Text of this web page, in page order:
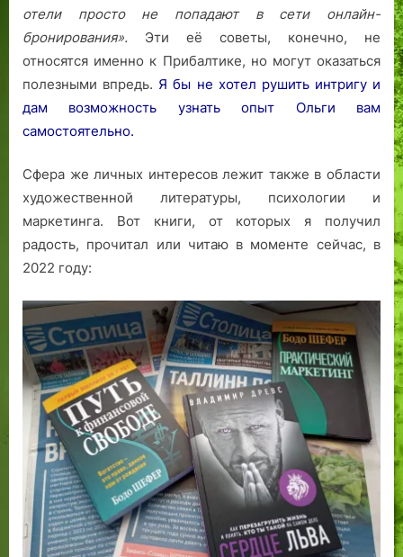
отели просто не попадают в сети онлайн-
бронирования». Эти её советы, конечно, не
относятся именно к Прибалтике, но могут оказаться
полезными впредь. Я бы не хотел рушить интригу и
дам возможность узнать опыт Ольги вам
самостоятельно.
Сфера же личных интересов лежит также в области
художественной литературы, психологии и
маркетинга. Вот книги, от которых я получил
радость, прочитал или читаю в моменте сейчас, в
2022 году: